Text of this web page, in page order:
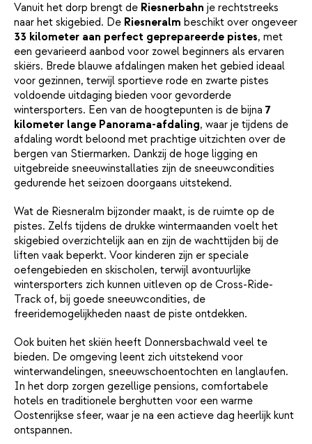
Vanuit het dorp brengt de Riesnerbahn je rechtstreeks
naar het skigebied. De Riesneralm beschikt over ongeveer
33 kilometer aan perfect geprepareerde pistes, met
een gevarieerd aanbod voor zowel beginners als ervaren
skiërs. Brede blauwe afdalingen maken het gebied ideaal
voor gezinnen, terwijl sportieve rode en zwarte pistes
voldoende uitdaging bieden voor gevorderde
wintersporters. Een van de hoogtepunten is de bijna 7
kilometer lange Panorama-afdaling, waar je tijdens de
afdaling wordt beloond met prachtige uitzichten over de
bergen van Stiermarken. Dankzij de hoge ligging en
uitgebreide sneeuwinstallaties zijn de sneeuwcondities
gedurende het seizoen doorgaans uitstekend.
Wat de Riesneralm bijzonder maakt, is de ruimte op de
pistes. Zelfs tijdens de drukke wintermaanden voelt het
skigebied overzichtelijk aan en zijn de wachttijden bij de
liften vaak beperkt. Voor kinderen zijn er speciale
oefengebieden en skischolen, terwijl avontuurlijke
wintersporters zich kunnen uitleven op de Cross-Ride-
Track of, bij goede sneeuwcondities, de
freeridemogelijkheden naast de piste ontdekken.
Ook buiten het skiën heeft Donnersbachwald veel te
bieden. De omgeving leent zich uitstekend voor
winterwandelingen, sneeuwschoentochten en langlaufen.
In het dorp zorgen gezellige pensions, comfortabele
hotels en traditionele berghutten voor een warme
Oostenrijkse sfeer, waar je na een actieve dag heerlijk kunt
ontspannen.